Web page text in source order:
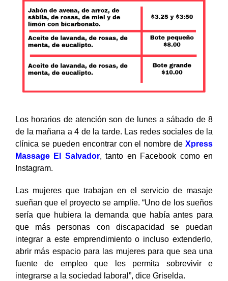
Los horarios de atención son de lunes a sábado de 8
de la mañana a 4 de la tarde. Las redes sociales de la
clínica se pueden encontrar con el nombre de Xpress
Massage El Salvador, tanto en Facebook como en
Instagram.
Las mujeres que trabajan en el servicio de masaje
sueñan que el proyecto se amplíe. “Uno de los sueños
sería que hubiera la demanda que había antes para
que más personas con discapacidad se puedan
integrar a este emprendimiento o incluso extenderlo,
abrir más espacio para las mujeres para que sea una
fuente de empleo que les permita sobrevivir e
integrarse a la sociedad laboral”, dice Griselda.